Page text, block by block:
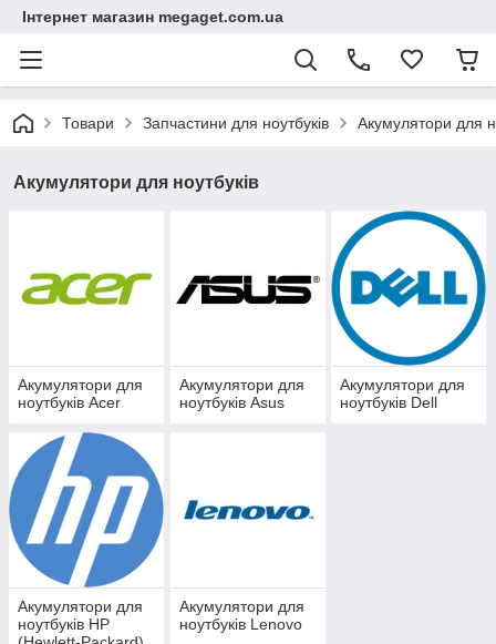
Інтернет магазин megaget.com.ua
Товари Запчастини для ноутбуків Акумулятори для
Акумулятори для ноутбуків
Акумулятори для
ноутбуків Acer
Акумулятори для
ноутбуків Asus
Акумулятори для
ноутбуків Dell
Акумулятори для
ноутбуків HP
Акумулятори для
ноутбуків Lenovo